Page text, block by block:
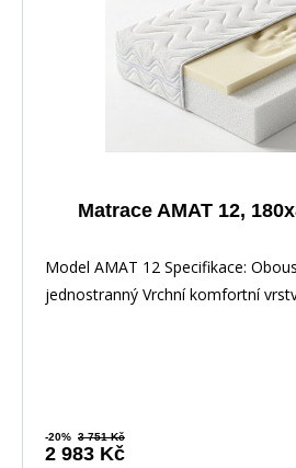
Matrace AMAT 12,
Model AMAT 12 Specifikace:
jednostranný Vrchní komfortní
-20% 3 751 Kč
2 983 Kč